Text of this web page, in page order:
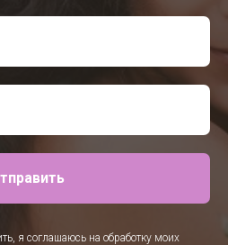
я соглашаюсь на обработку моих